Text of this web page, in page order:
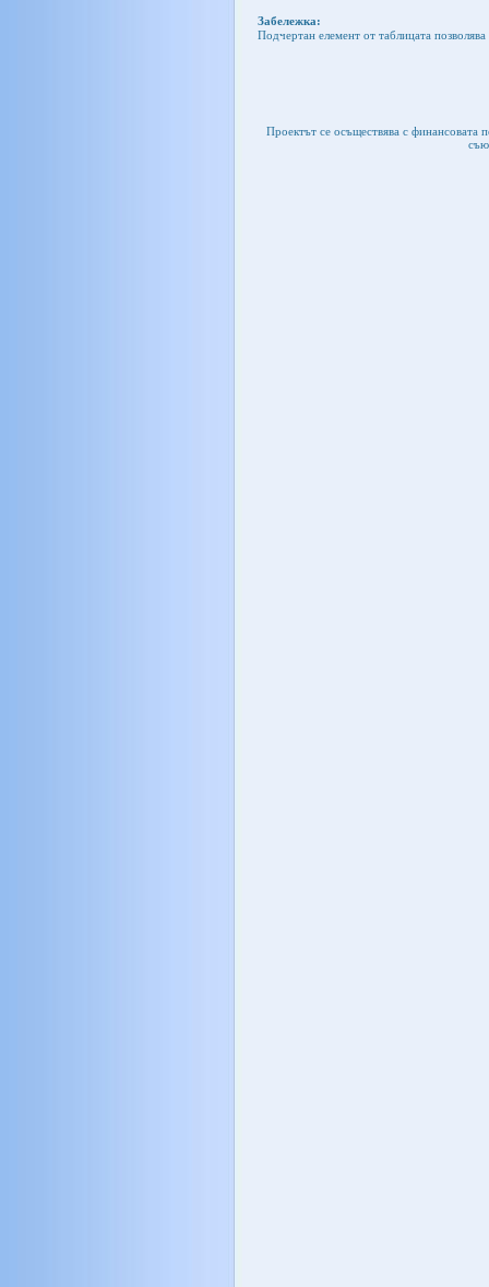
Забележка:
Подчертан елемент от таблицата
Проектът се осъществява с финансовата